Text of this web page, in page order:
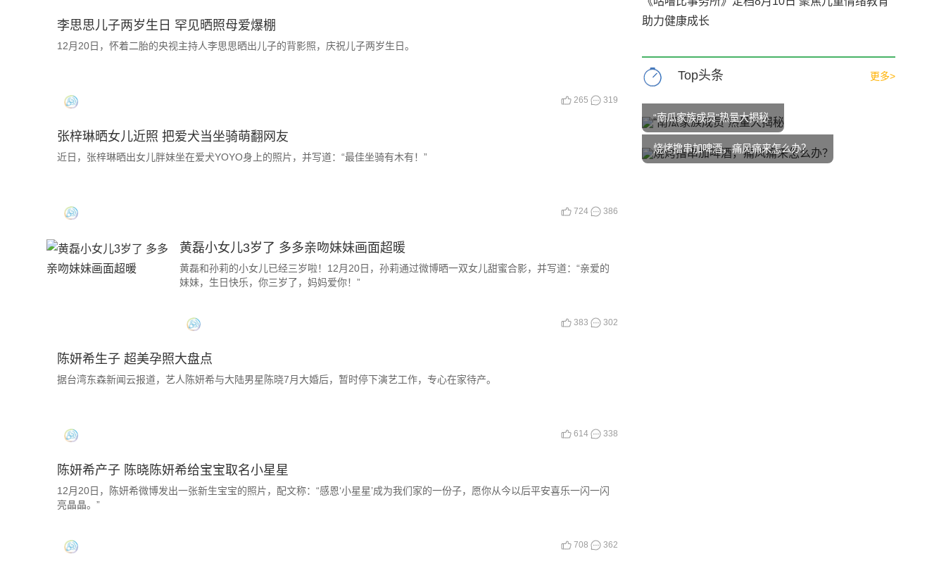
李思思儿子两岁生日 罕见晒照母爱爆棚
12月20日，怀着二胎的央视主持人李思思晒出儿子的背影照，庆祝儿子两岁生日。
265 319
张梓琳晒女儿近照 把爱犬当坐骑萌翻网友
近日，张梓琳晒出女儿胖妹坐在爱犬YOYO身上的照片，并写道：“最佳坐骑有木有！”
724 386
黄磊小女儿3岁了 多多亲吻妹妹画面超暖
黄磊和孙莉的小女儿已经三岁啦！12月20日，孙莉通过微博晒一双女儿甜蜜合影，并写道：“亲爱的
妹妹，生日快乐，你三岁了，妈妈爱你！”
383 302
陈妍希生子 超美孕照大盘点
据台湾东森新闻云报道，艺人陈妍希与大陆男星陈晓7月大婚后，暂时停下演艺工作，专心在家待产。
614 338
陈妍希产子 陈晓陈妍希给宝宝取名小星星
12月20日，陈妍希微博发出一张新生宝宝的照片，配文称：“感恩‘小星星’成为我们家的一份子，愿你从今以后平安喜乐一闪一闪
亮晶晶。”
708 362
助力健康成长
Top头条 更多>
“南瓜家族成员”热量大揭秘
烧烤撸串加啤酒，痛风痛来怎么办？